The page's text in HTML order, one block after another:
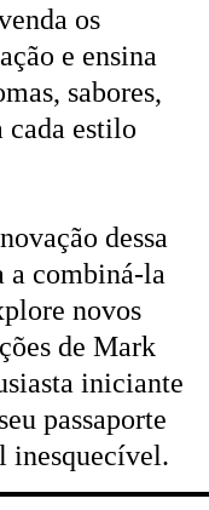
os
e ensina
sabores,
cada estilo
dessa
a combiná-la
novos
de Mark
iniciante
passaporte
inesquecível.